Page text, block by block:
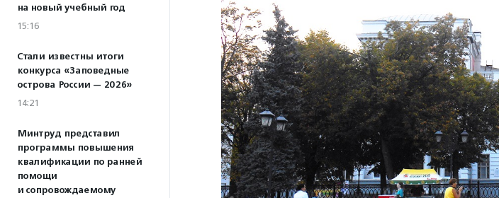
на новый учебный год
15:16
Стали известны итоги
конкурса «Заповедные
острова России — 2026»
14:21
Минтруд представил
программы повышения
квалификации по ранней
помощи
и сопровождаемому